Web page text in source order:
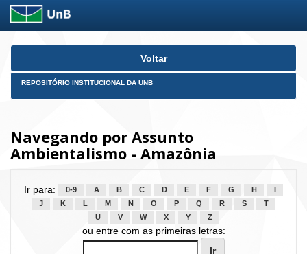
Skip
Voltar
REPOSITÓRIO INSTITUCIONAL DA UNB
Navegando por Assunto
Ambientalismo - Amazônia
Ir para: 0-9 A B C D E F G H
J
K L M N O P Q R S
T
U
V W X Y Z
ou entre com as primeiras letras: